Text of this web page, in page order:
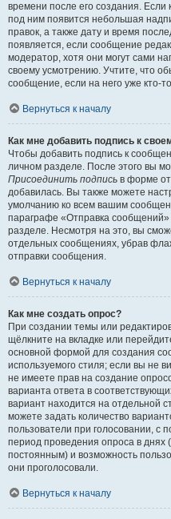
времени после его создания.
под ним появится небольшая
правок, а также дату и время
появляется, если сообщение
модератор, хотя они могут сами
своему усмотрению. Учтите, что
сообщение, если на него уже кто-
Вернуться к началу
Как мне добавить подпись к
Чтобы добавить подпись к
личном разделе. После этого вы
Присоединить подпись в форме
добавилась. Вы также можете
умолчанию ко всем вашим
параграфе «Отправка
разделе. Несмотря на это, вы
отдельных сообщениях, убрав
отправки сообщения.
Вернуться к началу
Как мне создать опрос?
При создании темы или
щёлкните на вкладке или
основной формой для создания
используемого стиля; если вы не
не имеете прав на создание
варианта ответа в
вариант находится на отдельной
можете задать количество
пользователи при голосовании, с
период проведения опроса в днях
постоянным) и возможность
они проголосовали.
Вернуться к началу